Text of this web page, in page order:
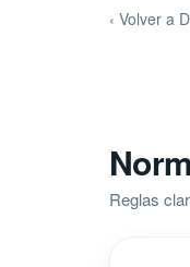
‹ Volver a
Reglas